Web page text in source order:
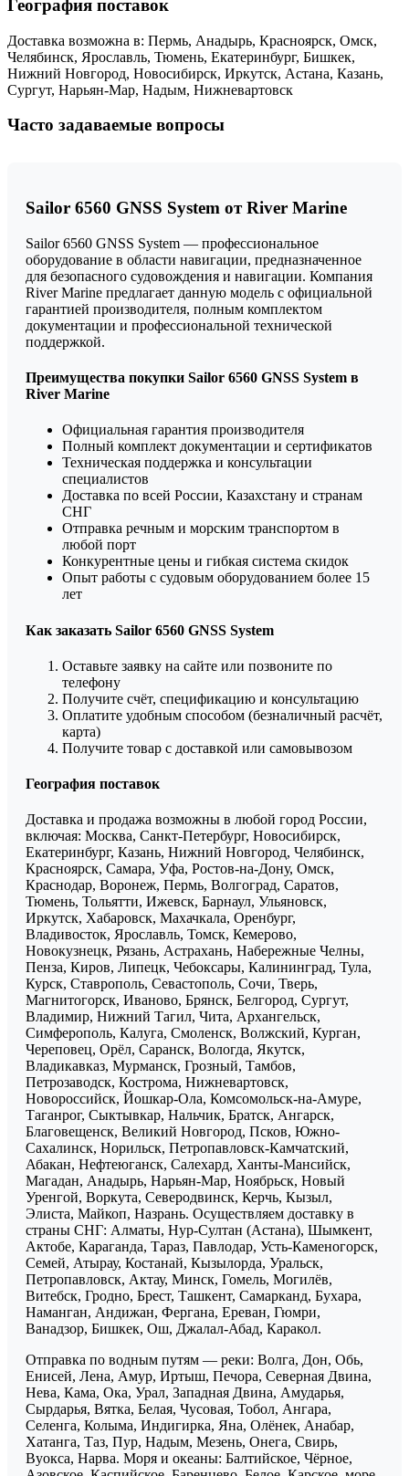
География поставок
Доставка возможна в: Пермь, Анадырь, Красноярск, Омск,
Челябинск, Ярославль, Тюмень, Екатеринбург, Бишкек,
Нижний Новгород, Новосибирск, Иркутск, Астана, Казань,
Сургут, Нарьян-Мар, Надым, Нижневартовск
Часто задаваемые вопросы
Sailor 6560 GNSS System от River Marine
Sailor 6560 GNSS System — профессиональное
оборудование в области навигации, предназначенное
для безопасного судовождения и навигации. Компания
River Marine предлагает данную модель с официальной
гарантией производителя, полным комплектом
документации и профессиональной технической
поддержкой.
Преимущества покупки Sailor 6560 GNSS System в
River Marine
Официальная гарантия производителя
Полный комплект документации и сертификатов
Техническая поддержка и консультации
специалистов
Доставка по всей России, Казахстану и странам
СНГ
Отправка речным и морским транспортом в
любой порт
Конкурентные цены и гибкая система скидок
Опыт работы с судовым оборудованием более 15
лет
Как заказать Sailor 6560 GNSS System
Оставьте заявку на сайте или позвоните по
телефону
Получите счёт, спецификацию и консультацию
Оплатите удобным способом (безналичный расчёт,
карта)
Получите товар с доставкой или самовывозом
География поставок
Доставка и продажа возможны в любой город России,
включая: Москва, Санкт-Петербург, Новосибирск,
Екатеринбург, Казань, Нижний Новгород, Челябинск,
Красноярск, Самара, Уфа, Ростов-на-Дону, Омск,
Краснодар, Воронеж, Пермь, Волгоград, Саратов,
Тюмень, Тольятти, Ижевск, Барнаул, Ульяновск,
Иркутск, Хабаровск, Махачкала, Оренбург,
Владивосток, Ярославль, Томск, Кемерово,
Новокузнецк, Рязань, Астрахань, Набережные Челны,
Пенза, Киров, Липецк, Чебоксары, Калининград, Тула,
Курск, Ставрополь, Севастополь, Сочи, Тверь,
Магнитогорск, Иваново, Брянск, Белгород, Сургут,
Владимир, Нижний Тагил, Чита, Архангельск,
Симферополь, Калуга, Смоленск, Волжский, Курган,
Череповец, Орёл, Саранск, Вологда, Якутск,
Владикавказ, Мурманск, Грозный, Тамбов,
Петрозаводск, Кострома, Нижневартовск,
Новороссийск, Йошкар-Ола, Комсомольск-на-Амуре,
Таганрог, Сыктывкар, Нальчик, Братск, Ангарск,
Благовещенск, Великий Новгород, Псков, Южно-
Сахалинск, Норильск, Петропавловск-Камчатский,
Абакан, Нефтеюганск, Салехард, Ханты-Мансийск,
Магадан, Анадырь, Нарьян-Мар, Ноябрьск, Новый
Уренгой, Воркута, Северодвинск, Керчь, Кызыл,
Элиста, Майкоп, Назрань. Осуществляем доставку в
страны СНГ: Алматы, Нур-Султан (Астана), Шымкент,
Актобе, Караганда, Тараз, Павлодар, Усть-Каменогорск,
Семей, Атырау, Костанай, Кызылорда, Уральск,
Петропавловск, Актау, Минск, Гомель, Могилёв,
Витебск, Гродно, Брест, Ташкент, Самарканд, Бухара,
Наманган, Андижан, Фергана, Ереван, Гюмри,
Ванадзор, Бишкек, Ош, Джалал-Абад, Каракол.
Отправка по водным путям — реки: Волга, Дон, Обь,
Енисей, Лена, Амур, Иртыш, Печора, Северная Двина,
Нева, Кама, Ока, Урал, Западная Двина, Амударья,
Сырдарья, Вятка, Белая, Чусовая, Тобол, Ангара,
Селенга, Колыма, Индигирка, Яна, Олёнек, Анабар,
Хатанга, Таз, Пур, Надым, Мезень, Онега, Свирь,
Вуокса, Нарва. Моря и океаны: Балтийское, Чёрное,